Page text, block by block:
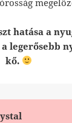
hatása a
legerősebb
kő.